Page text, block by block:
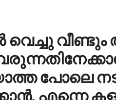
വീണ്ടും
പോലെ
എന്നെ